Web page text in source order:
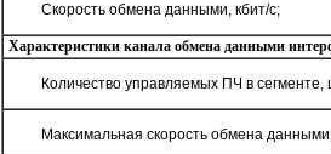
Скорость обмена данными, кбит/с;
Характеристики канала обмена данными
Количество управляемых ПЧ в сегменте,
Максимальная скорость обмена